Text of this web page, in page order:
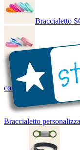
Braccialetto
Braccialetto
con Nome - Luminoso
Braccialetto